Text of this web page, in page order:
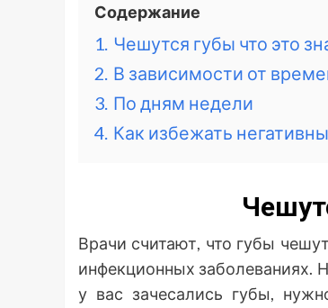
Содержание
1. Чешутся губы что это
2. В зависимости от
3. По дням недели
4. Как избежать
Врачи считают, что губы
инфекционных
у вас зачесались губы,